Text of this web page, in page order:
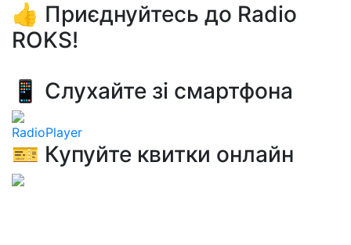
👍 Приєднуйтесь до Radio
ROKS!
📱 Слухайте зі смартфона
RadioPlayer
🎫 Купуйте квитки онлайн